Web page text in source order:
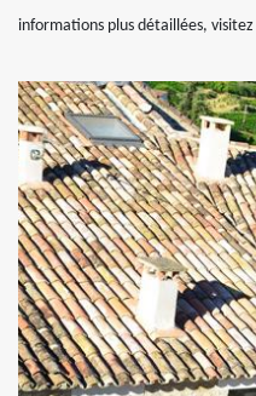
informations plus détaillées,